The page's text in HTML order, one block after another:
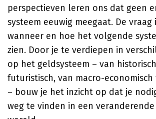
perspectieven leren ons dat geen
systeem eeuwig meegaat. De
wanneer en hoe het volgende
zien. Door je te verdiepen in
op het geldsysteem – van
futuristisch, van macro-
– bouw je het inzicht op dat je
weg te vinden in een